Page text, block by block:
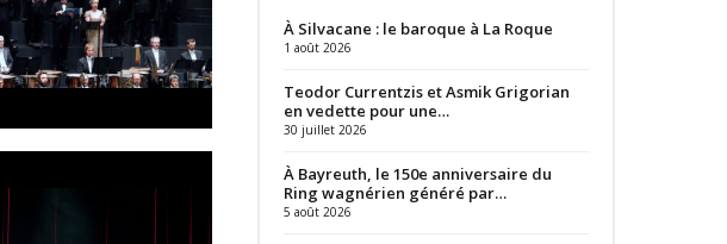
À Silvacane : le baroque à La Roque
1 août 2026
Teodor Currentzis et Asmik Grigorian
en vedette pour une…
30 juillet 2026
À Bayreuth, le 150e anniversaire du
Ring wagnérien généré par…
5 août 2026